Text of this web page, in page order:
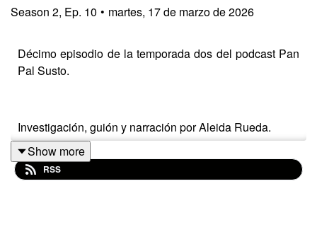
Season 2, Ep. 10 • martes, 17 de marzo de 2026
Décimo episodio de la temporada dos del podcast Pan
Pal Susto.
Investigación, guión y narración por Aleida Rueda.
Producción, mezcla, música y diseño sonoro por Carlos
Antonio Sánchez.
Show more
RSS